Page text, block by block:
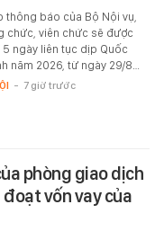
thông báo của Bộ Nội vụ,
chức, viên chức sẽ được
5 ngày liên tục dịp Quốc
năm 2026, từ ngày 29/8…
- 7 giờ trước
phòng giao dịch
đoạt vốn vay của